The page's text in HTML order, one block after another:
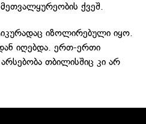
ქვეშ.
იზოლირებული იყო.
იღებდა. ერთ-ერთი
თბილისშიც კი არ